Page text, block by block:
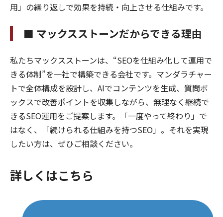
用」の繰り返しで効果を持続・向上させる仕組みです。
■ マックスストーンだからできる理由
私たちマックスストーンは、“SEOを仕組み化して運用で
きる体制”を一社で構築できる会社です。マンダラチャー
トで全体構成を設計し、AIでコンテンツを生成、質問ボ
ックスで改善ポイントを収集しながら、無理なく継続で
きるSEO運用をご提案します。「一度やって終わり」で
はなく、「続けられる仕組みを持つSEO」。それを実現
したい方は、ぜひご相談ください。
詳しくはこちら